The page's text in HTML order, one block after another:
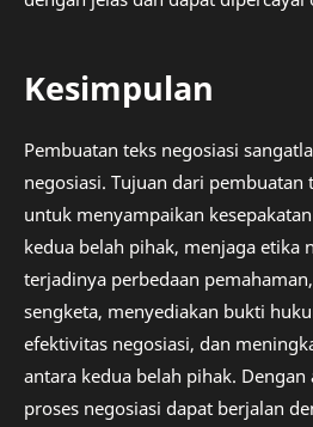
Kesimpulan
Pembuatan teks negosiasi
negosiasi. Tujuan dari pembuatan
untuk menyampaikan
kedua belah pihak, menjaga etika
terjadinya perbedaan
sengketa, menyediakan bukti
efektivitas negosiasi, dan
antara kedua belah pihak. Dengan
proses negosiasi dapat berjalan